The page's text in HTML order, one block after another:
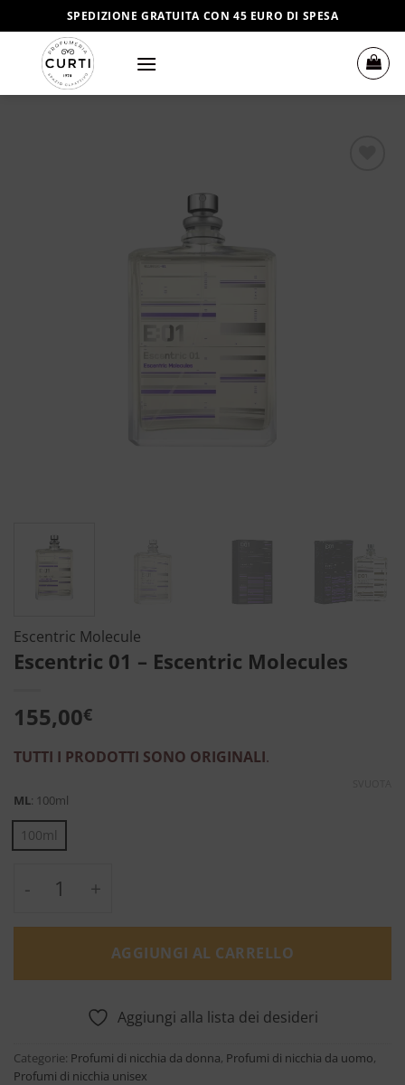
ai
contenuti
SPEDIZIONE GRATUITA CON 45 EURO DI SPESA
Escentric Molecule
Escentric 01 – Escentric Molecules
155,00€
TUTTI I PRODOTTI SONO ORIGINALI.
ML: 100ml
100ml
Escentric 01 - Escentric Molecules quantità
AGGIUNGI AL CARRELLO
Aggiungi alla lista dei desideri
Categorie: Profumi di nicchia da donna, Profumi di nicchia da uomo,
Profumi di nicchia unisex